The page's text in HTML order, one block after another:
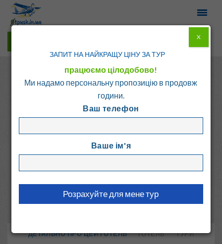
Болгарія Бансько
Болгарія, Бансько
ДЕТАЛЬНО ПРО ЦЕЙ ГОТЕЛЬ ГОТЕЛЬ ТУРИ
ЗАПИТ НА НАЙКРАЩУ ЦІНУ ЗА ТУР
працюємо цілодобово!
Ми надамо персональну пропозицію в продовж
години.
Ваш телефон
Ваше ім'я
X